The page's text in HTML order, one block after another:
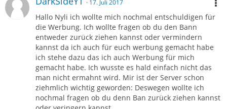
17. Juli 2017
Hallo Nyli ich wollte mich nochmal entschuldigen für
die Werbung. Ich wollte fragen ob du den Bann
entweder zurück ziehen kannst oder vermindern
kannst da ich auch für euch werbung gemacht habe
ich stehe dazu das ich auch Werbung für mich
gemacht habe. Ich wusste es hald einfach nicht das
man nicht ermahnt wird. Mir ist der Server schon
ziehmlich wichtig geworden: Deswegen wollte ich
nochmal fragen ob du denn Ban zurück ziehen kannst